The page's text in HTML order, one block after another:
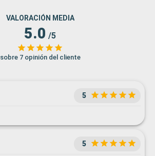
VALORACIÓN MEDIA
5.0 /5
sobre 7 opinión del cliente
5
5